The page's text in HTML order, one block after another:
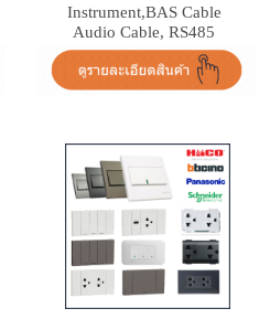
Instrument,BAS Cable
Audio Cable, RS485